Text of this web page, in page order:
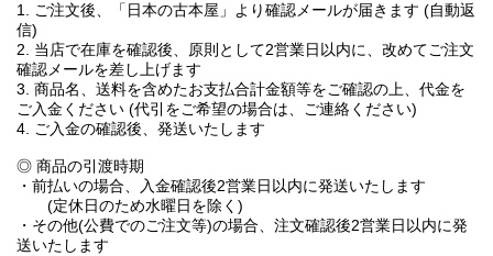
1. ご注文後、「日本の古本屋」より確認メールが届きます (自動返
信)
2. 当店で在庫を確認後、原則として2営業日以内に、改めてご注文
確認メールを差し上げます
3. 商品名、送料を含めたお支払合計金額等をご確認の上、代金を
ご入金ください (代引をご希望の場合は、ご連絡ください)
4. ご入金の確認後、発送いたします
◎ 商品の引渡時期
・前払いの場合、入金確認後2営業日以内に発送いたします
(定休日のため水曜日を除く)
・その他(公費でのご注文等)の場合、注文確認後2営業日以内に発
送いたします